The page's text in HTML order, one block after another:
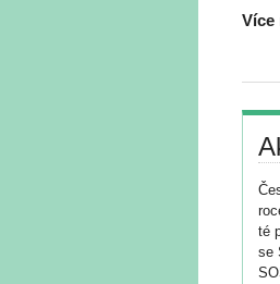
Více
té
se